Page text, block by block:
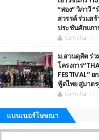
“สอง” วิภาวี
สวรรค์ ร่วมส
ประชันศักยภ
Somchai T.
ม.สวนดุสิต ร่ว
โครงการ
FESTIVAL”
ฟู้ดไทย สู่มาต
Somchai T.
แบนเนอร์โษษณา